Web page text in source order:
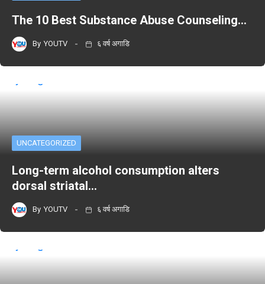
The 10 Best Substance Abuse Counseling…
By YOUTV ६ वर्ष अगाडि
UNCATEGORIZED
Long-term alcohol consumption alters
dorsal striatal…
By YOUTV ६ वर्ष अगाडि